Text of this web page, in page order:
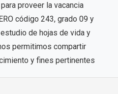
proveer la vacancia
código 243, grado 09 y
de hojas de vida y
permitimos compartir
y fines pertinentes